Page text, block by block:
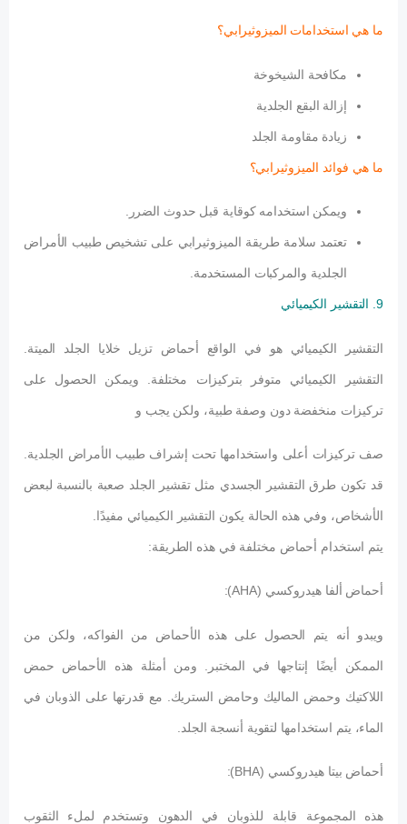
ما هي استخدامات الميزوثيرابي؟
مكافحة الشيخوخة
إزالة البقع الجلدية
زيادة مقاومة الجلد
ما هي فوائد الميزوثيرابي؟
ويمكن استخدامه كوقاية قبل حدوث الضرر.
تعتمد سلامة طريقة الميزوثيرابي على تشخيص طبيب الأمراض
الجلدية والمركبات المستخدمة.
9. التقشير الكيميائي
التقشير الكيميائي هو في الواقع أحماض تزيل خلايا الجلد الميتة.
التقشير الكيميائي متوفر بتركيزات مختلفة. ويمكن الحصول على
تركيزات منخفضة دون وصفة طبية، ولكن يجب و
صف تركيزات أعلى واستخدامها تحت إشراف طبيب الأمراض الجلدية.
قد تكون طرق التقشير الجسدي مثل تقشير الجلد صعبة بالنسبة لبعض
الأشخاص، وفي هذه الحالة يكون التقشير الكيميائي مفيدًا.
يتم استخدام أحماض مختلفة في هذه الطريقة:
أحماض ألفا هيدروكسي (AHA):
ويبدو أنه يتم الحصول على هذه الأحماض من الفواكه، ولكن من
الممكن أيضًا إنتاجها في المختبر. ومن أمثلة هذه الأحماض حمض
اللاكتيك وحمض الماليك وحامض الستريك. مع قدرتها على الذوبان في
الماء، يتم استخدامها لتقوية أنسجة الجلد.
أحماض بيتا هيدروكسي (BHA):
هذه المجموعة قابلة للذوبان في الدهون وتستخدم لملء الثقوب